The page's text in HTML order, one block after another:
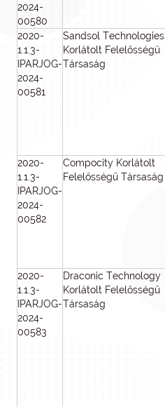
2024-
00580
2020-
1.1.3-
IPARJOG-
2024-
00581
Sandsol Technologies
Korlátolt Felelősségű
Társaság
2020-
1.1.3-
IPARJOG-
2024-
00582
Compocity Korlátolt
Felelősségű Társaság
2020-
1.1.3-
IPARJOG-
2024-
00583
Draconic Technology
Korlátolt Felelősségű
Társaság